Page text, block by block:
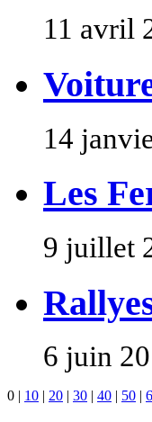
11 avril
14
Les
9 juillet
6 juin
0 | 10 | 20 | 30 | 40 | 50 |